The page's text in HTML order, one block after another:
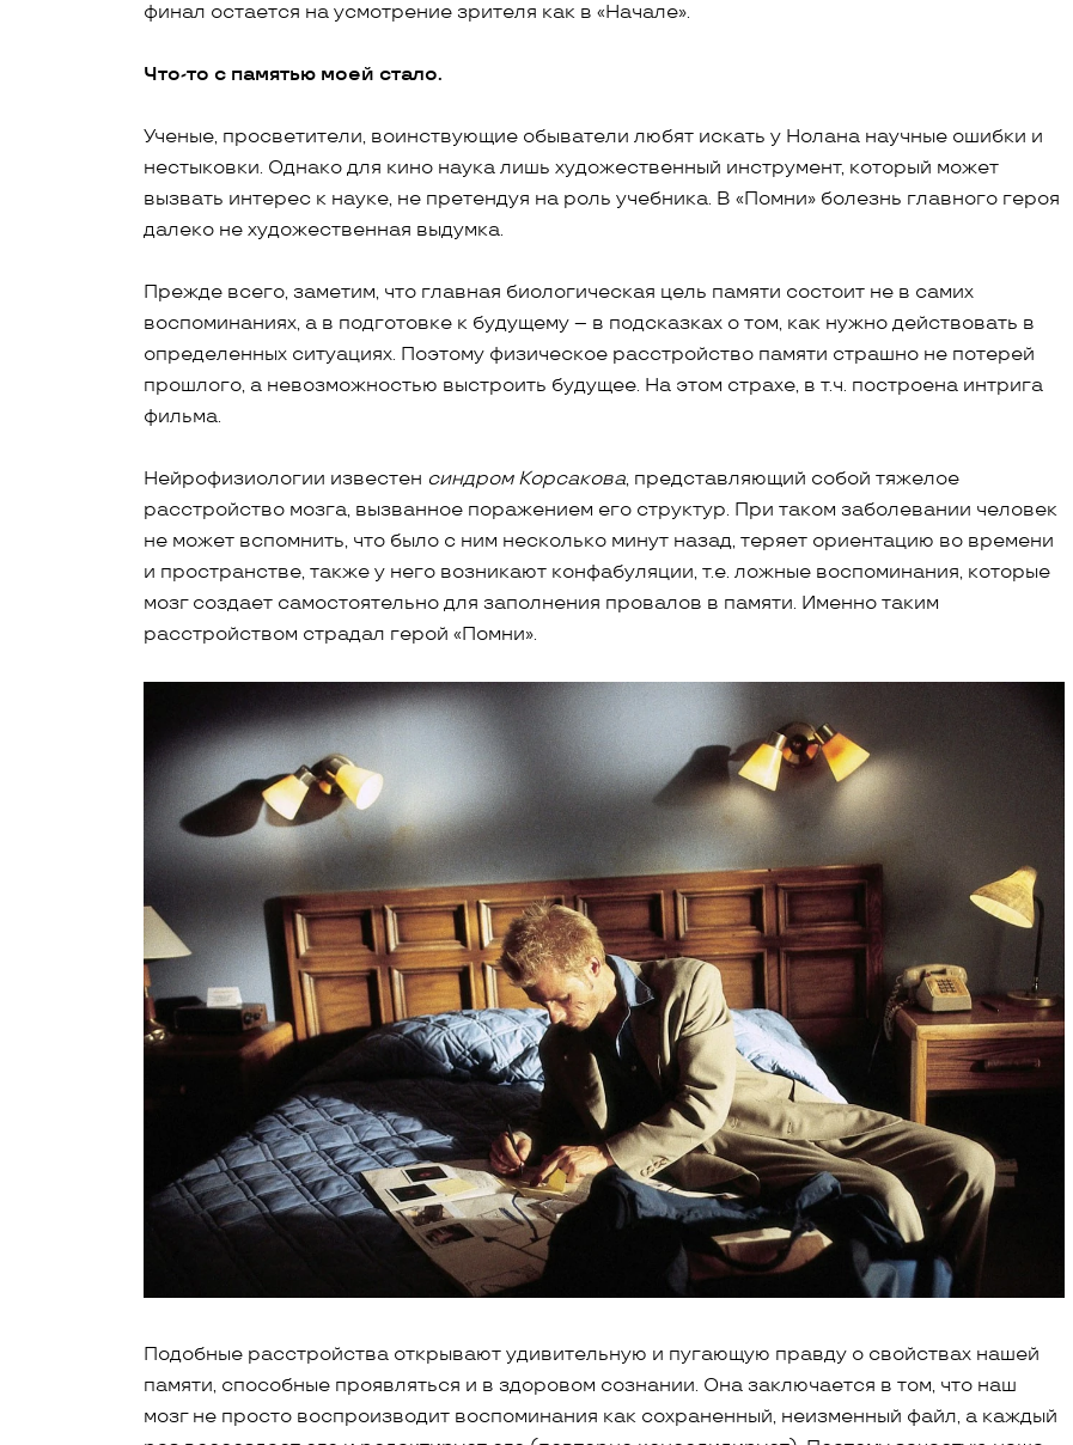
финал остается на усмотрение зрителя как в «Начале».
Что-то с памятью моей стало.
Ученые, просветители, воинствующие обыватели любят искать у Нолана научные ошибки и
нестыковки. Однако для кино наука лишь художественный инструмент, который может
вызвать интерес к науке, не претендуя на роль учебника. В «Помни» болезнь главного героя
далеко не художественная выдумка.
Прежде всего, заметим, что главная биологическая цель памяти состоит не в самих
воспоминаниях, а в подготовке к будущему – в подсказках о том, как нужно действовать в
определенных ситуациях. Поэтому физическое расстройство памяти страшно не потерей
прошлого, а невозможностью выстроить будущее. На этом страхе, в т.ч. построена интрига
фильма.
Нейрофизиологии известен синдром Корсакова, представляющий собой тяжелое
расстройство мозга, вызванное поражением его структур. При таком заболевании человек
не может вспомнить, что было с ним несколько минут назад, теряет ориентацию во времени
и пространстве, также у него возникают конфабуляции, т.е. ложные воспоминания, которые
мозг создает самостоятельно для заполнения провалов в памяти. Именно таким
расстройством страдал герой «Помни».
Подобные расстройства открывают удивительную и пугающую правду о свойствах нашей
памяти, способные проявляться и в здоровом сознании. Она заключается в том, что наш
мозг не просто воспроизводит воспоминания как сохраненный, неизменный файл, а каждый